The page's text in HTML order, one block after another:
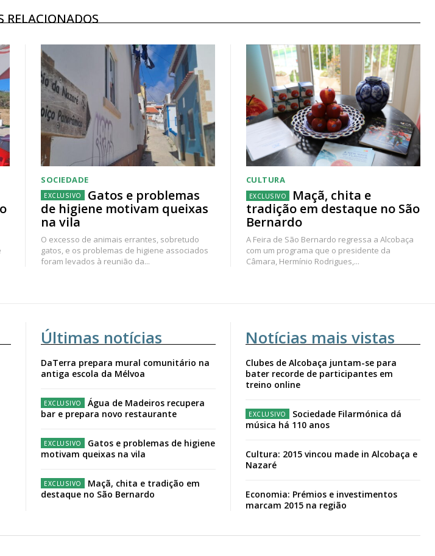
RELACIONADOS
SOCIEDADE
Gatos e problemas
de higiene motivam queixas
na vila
O excesso de animais errantes, sobretudo
gatos, e os problemas de higiene associados
foram levados à reunião da...
CULTURA
Maçã, chita e
tradição em destaque no São
Bernardo
A Feira de São Bernardo regressa a Alcobaça
com um programa que o presidente da
Câmara, Hermínio Rodrigues,...
Últimas notícias
DaTerra prepara mural comunitário na
antiga escola da Mélvoa
Água de Madeiros recupera
bar e prepara novo restaurante
Gatos e problemas de higiene
motivam queixas na vila
Maçã, chita e tradição em
destaque no São Bernardo
Notícias mais vistas
Clubes de Alcobaça juntam-se para
bater recorde de participantes em
treino online
Sociedade Filarmónica dá
música há 110 anos
Cultura: 2015 vincou made in Alcobaça e
Nazaré
Economia: Prémios e investimentos
marcam 2015 na região